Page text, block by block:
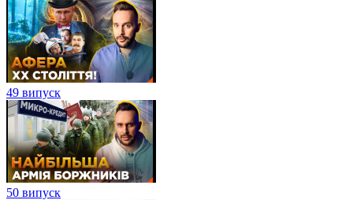
49 випуск
50 випуск